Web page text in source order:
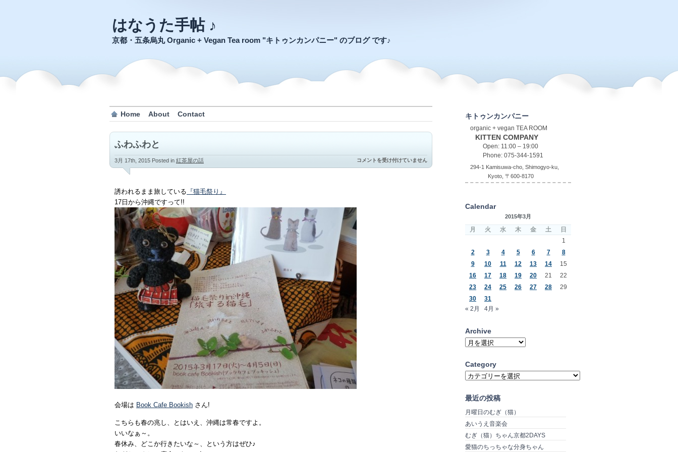
はなうた手帖 ♪
京都・五条烏丸 Organic + Vegan Tea room "キトゥンカンパニー" のブログ です♪
Home About Contact
ふわふわと
3月 17th, 2015 Posted in 紅茶屋の話
ふ
わ
コメントを受け付けていません
誘われるまま旅している 『猫毛祭り』
17日から沖縄ですって!!
会場は Book Cafe Bookish さん!
こちらも春の兆し、とはいえ、沖縄は常春ですよ。
いいなぁ～。
春休み、どこか行きたいな～、という方はぜひ♪
キトゥンカンパニー
organic + vegan TEA ROOM
KITTEN COMPANY
Open: 11:00 – 19:00
Phone: 075-344-1591
294-1 Kamisuwa-cho, Shimogyo-ku,
Kyoto, 〒600-8170
Calendar
2015年3月
月 火 水 木 金 土
日
1
2
3 4 5 6 7
8
9
10 11 12 13 14
15
16
17 18 19 20 21
22
23
24 25 26 27 28
29
30
31
« 2月
4月 »
Archive
Archive
Category
Category
最近の投稿
月曜日のむぎ（猫）
あいうえ音楽会
むぎ（猫）ちゃん京都2DAYS
愛猫のちっちゃな分身ちゃん